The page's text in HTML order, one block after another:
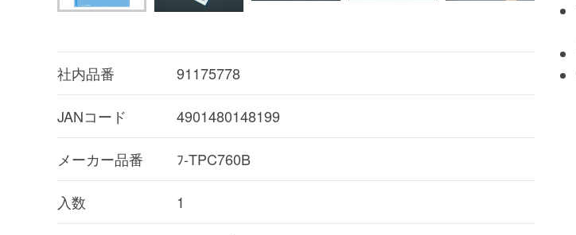
社内品番 91175778
JANコード 4901480148199
メーカー品番 ﾌ-TPC760B
入数 1